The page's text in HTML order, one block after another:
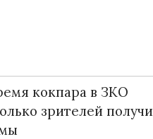
кокпара в ЗКО
зрителей